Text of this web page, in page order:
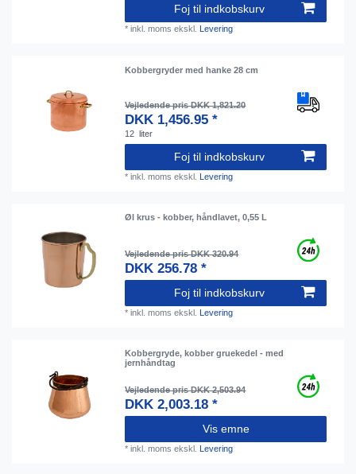
Foj til indkobskurv
*inkl. moms ekskl. Levering
Kobbergryder med hanke 28 cm
Vejledende pris DKK 1,821.20
DKK 1,456.95 *
12 liter
Foj til indkobskurv
*inkl. moms ekskl. Levering
Øl krus - kobber, håndlavet, 0,55 L
Vejledende pris DKK 320.94
DKK 256.78 *
Foj til indkobskurv
*inkl. moms ekskl. Levering
Kobbergryde, kobber gruekedel - med
jernhåndtag
Vejledende pris DKK 2,503.94
DKK 2,003.18 *
Vis emne
*inkl. moms ekskl. Levering